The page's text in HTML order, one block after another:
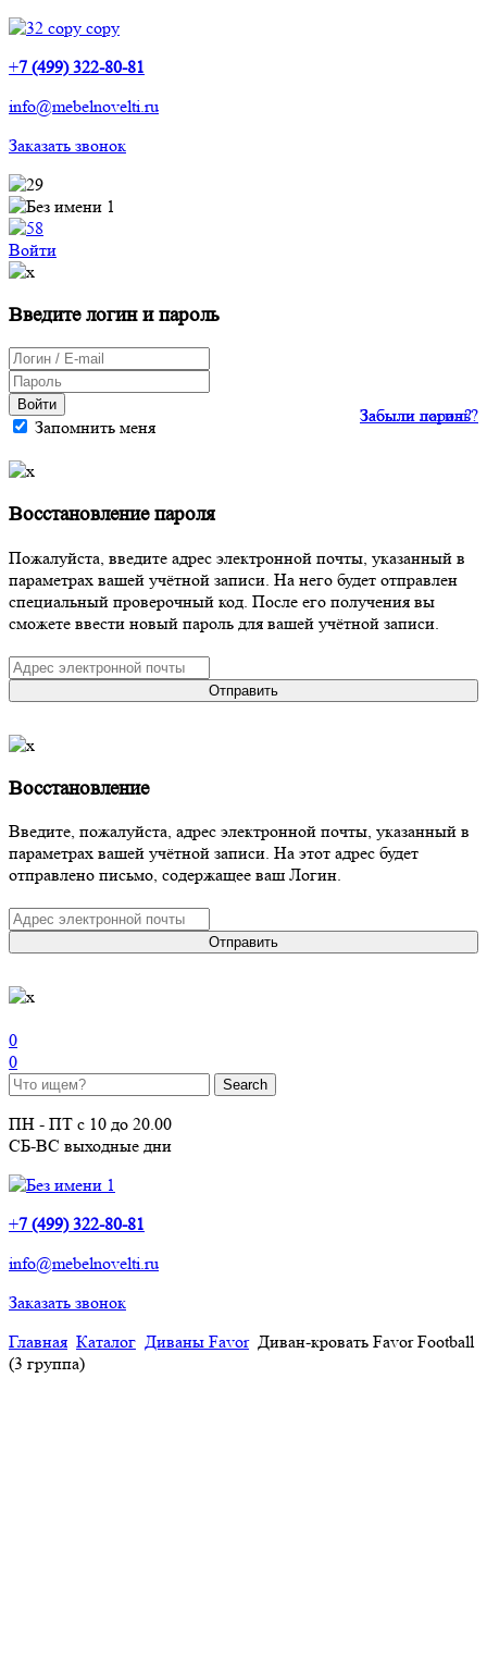
+7 (499) 322-80-81
info@mebelnovelti.ru
Заказать звонок
Войти
Введите логин и пароль
Войти
Запомнить меня
Забыли пароль?
Забыли логин?
Восстановление пароля
Пожалуйста, введите адрес электронной почты, указанный в
параметрах вашей учётной записи. На него будет отправлен
специальный проверочный код. После его получения вы
сможете ввести новый пароль для вашей учётной записи.
Отправить
Восстановление
Введите, пожалуйста, адрес электронной почты, указанный в
параметрах вашей учётной записи. На этот адрес будет
отправлено письмо, содержащее ваш Логин.
Отправить
0
0
ПН - ПТ с 10 до 20.00
СБ-ВС выходные дни
+7 (499) 322-80-81
info@mebelnovelti.ru
Заказать звонок
Главная Каталог Диваны Favor Диван-кровать Favor Football
(3 группа)